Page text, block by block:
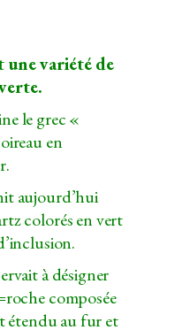
une variété de
le grec «
en
aujourd’hui
colorés en vert
à désigner
composée
étendu au fur et